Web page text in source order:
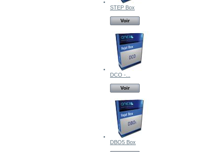
STEP Box
Voir
DCO -...
Voir
DBO5 Box